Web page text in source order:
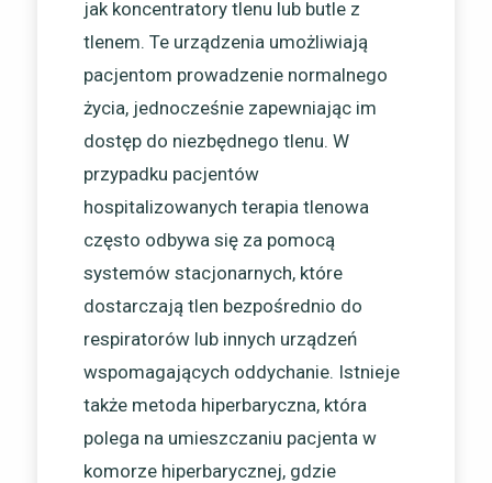
jak koncentratory tlenu lub butle z
tlenem. Te urządzenia umożliwiają
pacjentom prowadzenie normalnego
życia, jednocześnie zapewniając im
dostęp do niezbędnego tlenu. W
przypadku pacjentów
hospitalizowanych terapia tlenowa
często odbywa się za pomocą
systemów stacjonarnych, które
dostarczają tlen bezpośrednio do
respiratorów lub innych urządzeń
wspomagających oddychanie. Istnieje
także metoda hiperbaryczna, która
polega na umieszczaniu pacjenta w
komorze hiperbarycznej, gdzie